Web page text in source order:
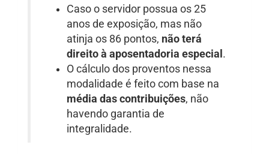
Caso o servidor possua os 25
anos de exposição, mas não
atinja os 86 pontos, não terá
direito à aposentadoria especial .
O cálculo dos proventos nessa
modalidade é feito com base na
média das contribuições, não
havendo garantia de
integralidade.